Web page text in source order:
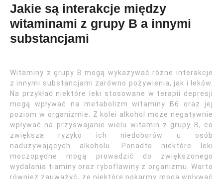
Jakie są interakcje między
witaminami z grupy B a innymi
substancjami
Witaminy z grupy B mogą wykazywać różne interakcje
z innymi substancjami zarówno pożywienia, jak i leków.
Na przykład niektóre leki stosowane w terapii depresji
mogą wpływać na metabolizm witaminy B6 oraz jej
poziom w organizmie. Z kolei alkohol może negatywnie
wpływać na przyswajanie wielu witamin z grupy B, co
zwiększa ryzyko ich niedoborów u osób
nadużywających alkoholu. Ponadto niektóre leki
moczopędne mogą prowadzić do zwiększonego
wydalania tiaminy oraz ryboflawiny z organizmu. Warto
również zauważyć, że niektóre pokarmy mogą wpływać